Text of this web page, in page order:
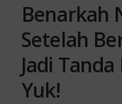
Benarkah
Setelah
Jadi
Yuk!